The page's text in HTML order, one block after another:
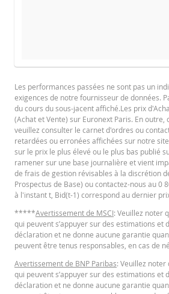
PROSPECTUS DE BASE
Français (France)
RÉSUMÉ
Français (France)
FINAL TERMS
Français (France)
Les performances passées ne sont pas un
exigences de notre fournisseur de données.
du cours du sous-jacent affiché.Les prix
(Achat et Vente) sur Euronext Paris. En
veuillez consulter le carnet d'ordres ou
retardées ou erronées affichées sur notre
sur le prix le plus élevé ou le plus bas publié
ramener sur une base journalière et vient
de frais de gestion révisables à la discrétion
Prospectus de Base) ou contactez-nous au 0
à l'instant t, Bid(t-1) correspond au dernier
*****Avertissement de MSCI: Veuillez noter
qui peuvent s’appuyer sur des estimations et
déclaration et ne donne aucune garantie
peuvent être tenus responsables, en cas de
Avertissement de BNP Paribas: Veuillez
qui peuvent s’appuyer sur des estimations et
déclaration et ne donne aucune garantie